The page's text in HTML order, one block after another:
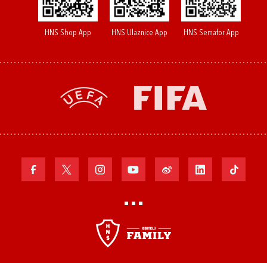
HNS Shop App HNS Ulaznice App HNS Semafor App